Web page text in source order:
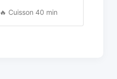
🔥 Cuisson 40 min